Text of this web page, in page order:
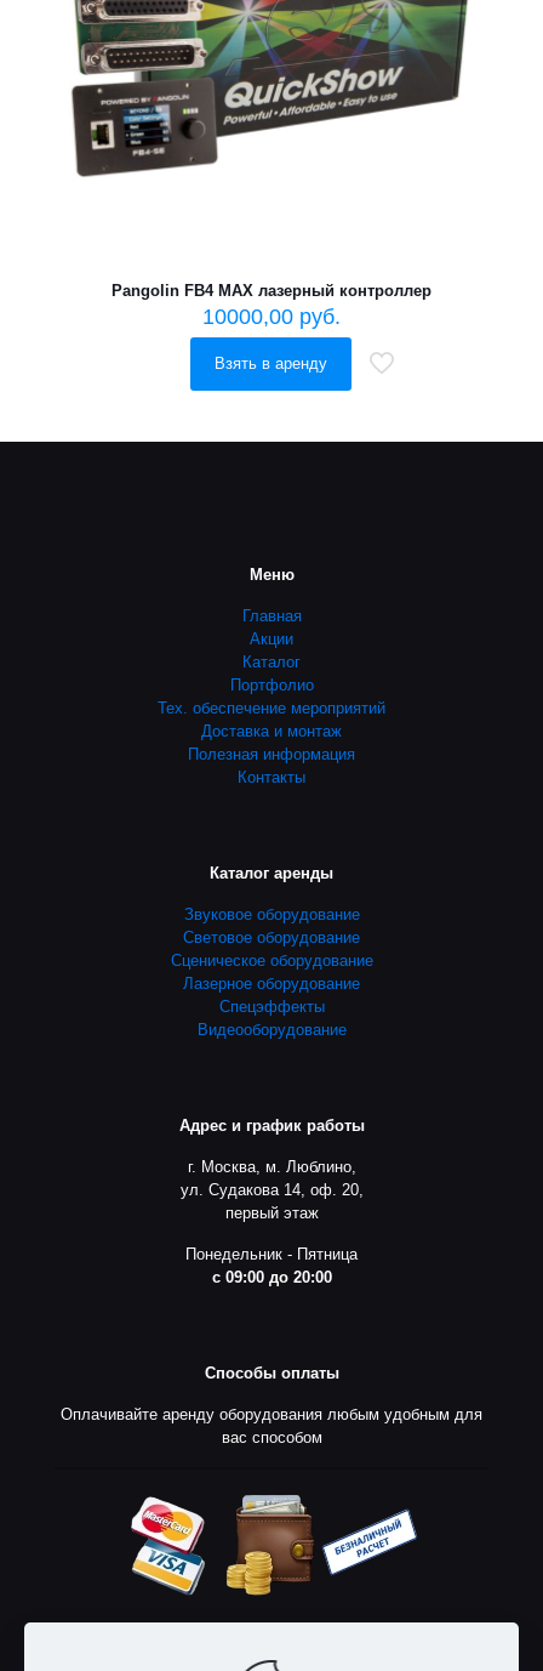
Pangolin FB4 MAX лазерный контроллер
10000,00 руб.
Взять в аренду
Меню
Главная
Акции
Каталог
Портфолио
Тех. обеспечение мероприятий
Доставка и монтаж
Полезная информация
Контакты
Каталог аренды
Звуковое оборудование
Световое оборудование
Сценическое оборудование
Лазерное оборудование
Спецэффекты
Видеооборудование
Адрес и график работы
г. Москва, м. Люблино,
ул. Судакова 14, оф. 20,
первый этаж
Понедельник - Пятница
с 09:00 до 20:00
Способы оплаты
Оплачивайте аренду оборудования любым удобным для
вас способом